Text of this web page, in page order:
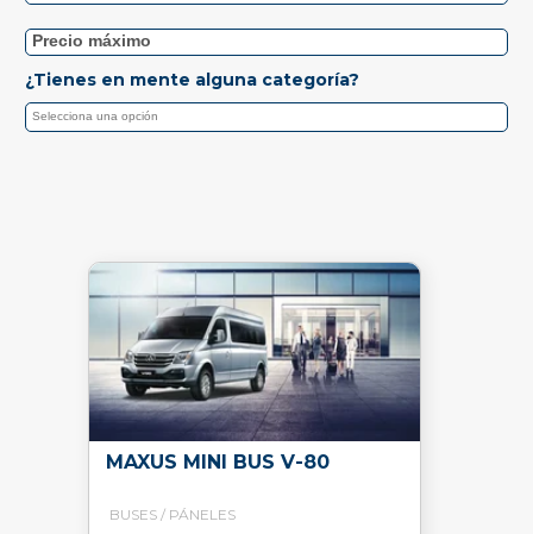
¿Tienes en mente alguna categoría?
MAXUS MINI BUS V-80
BUSES / PÁNELES